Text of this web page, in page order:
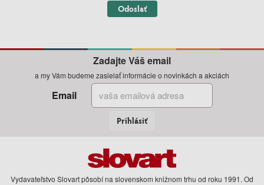
Odoslať
Zadajte Váš email
a my Vám budeme zasielať informácie o novinkách a akciách
Email
Prihlásiť
Vydavateľstvo Slovart pôsobí na slovenskom knižnom trhu od roku 1991. Od